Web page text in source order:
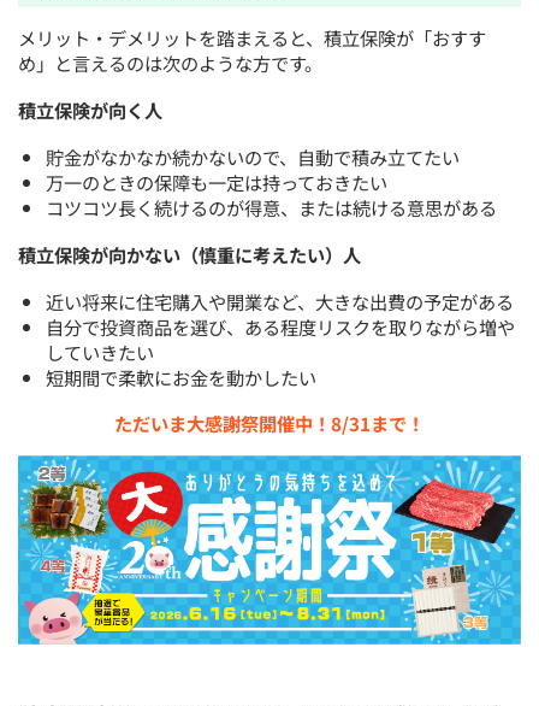
メリット・デメリットを踏まえると、積立保険が「おすす
め」と言えるのは次のような方です。
積立保険が向く人
貯金がなかなか続かないので、自動で積み立てたい
万一のときの保障も一定は持っておきたい
コツコツ長く続けるのが得意、または続ける意思がある
積立保険が向かない（慎重に考えたい）人
近い将来に住宅購入や開業など、大きな出費の予定がある
自分で投資商品を選び、ある程度リスクを取りながら増や
していきたい
短期間で柔軟にお金を動かしたい
ただいま大感謝祭開催中！8/31まで！